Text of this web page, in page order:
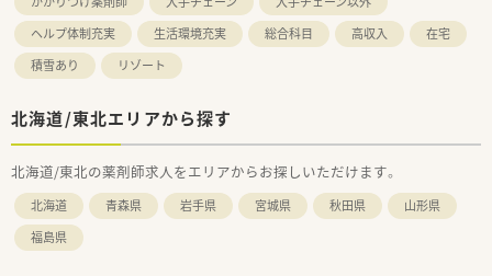
ヘルプ体制充実
生活環境充実 総合科目 高収入
在宅
積雪あり
リゾート
北海道/東北エリアから探す
北海道/東北の薬剤師求人をエリアからお探しいただけます。
北海道 青森県 岩手県 宮城県 秋田県
山形県
福島県